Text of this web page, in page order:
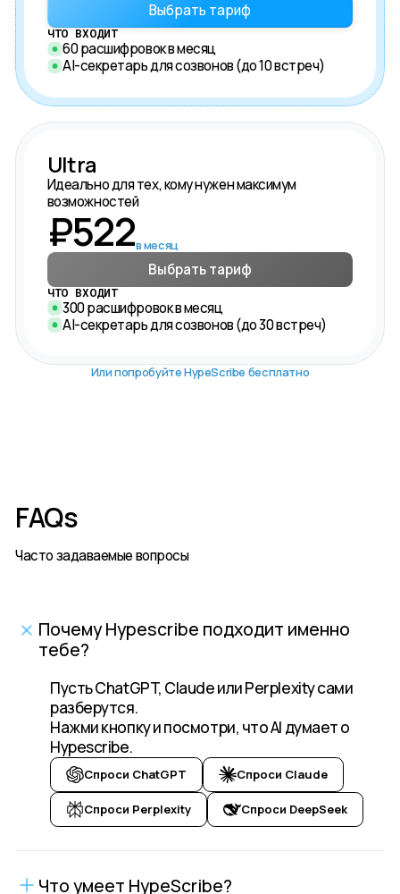
Выбрать тариф
ЧТО ВХОДИТ
60 расшифровок в месяц
AI-секретарь для созвонов (до 10 встреч)
Ultra
Идеально для тех, кому нужен максимум
возможностей
₽522в месяц
Выбрать тариф
ЧТО ВХОДИТ
300 расшифровок в месяц
AI-секретарь для созвонов (до 30 встреч)
Или попробуйте HypeScribe бесплатно
FAQs
Часто задаваемые вопросы
Почему Hypescribe подходит именно
тебе?
Пусть ChatGPT, Claude или Perplexity сами
разберутся.
Нажми кнопку и посмотри, что AI думает о
Hypescribe.
Спроси ChatGPT Спроси Claude
Спроси Perplexity Спроси DeepSeek
Что умеет HypeScribe?